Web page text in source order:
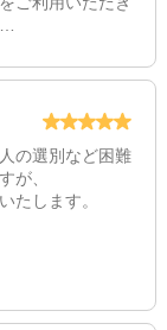
の選別など困難
が、
たします。